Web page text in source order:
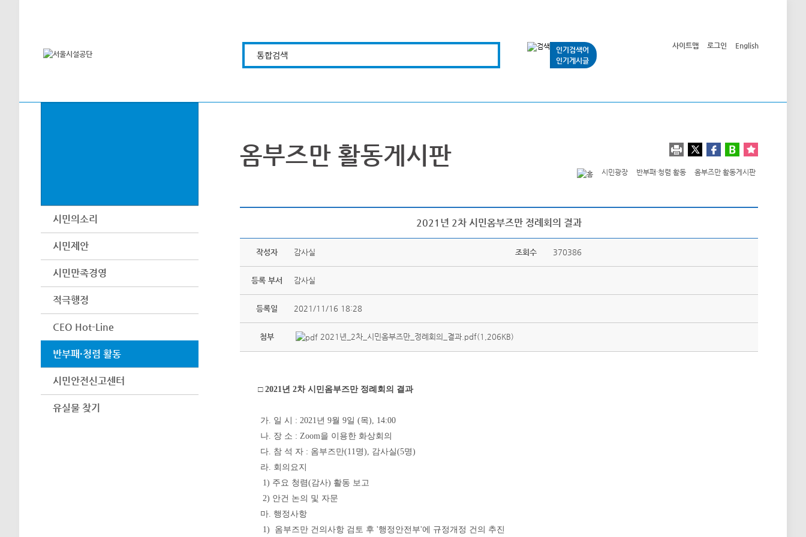
통합검색
인기검색어
인기게시글
사이트맵 로그인 English
시민의소리
시민제안
시민만족경영
적극행정
CEO Hot-Line
반부패·청렴 활동
시민안전신고센터
유실물 찾기
옴부즈만 활동게시판
시민광장 반부패·청렴 활동 옴부즈만 활동게시판
2021년 2차 시민옴부즈만 정례회의 결과
작성자 감사실 조회수 370386
등록 부서 감사실
등록일 2021/11/16 18:28
첨부 2021년_2차_시민옴부즈만_정례회의_결과.pdf(1,206KB)
□ 2021년 2차 시민옴부즈만 정례회의 결과
가. 일 시 : 2021년 9월 9일 (목), 14:00
나. 장 소 : Zoom을 이용한 화상회의
다. 참 석 자 : 옴부즈만(11명), 감사실(5명)
라. 회의요지
1) 주요 청렴(감사) 활동 보고
2) 안건 논의 및 자문
마. 행정사항
1) 옴부즈만 건의사항 검토 후 '행정안전부'에 규정개정 건의 추진